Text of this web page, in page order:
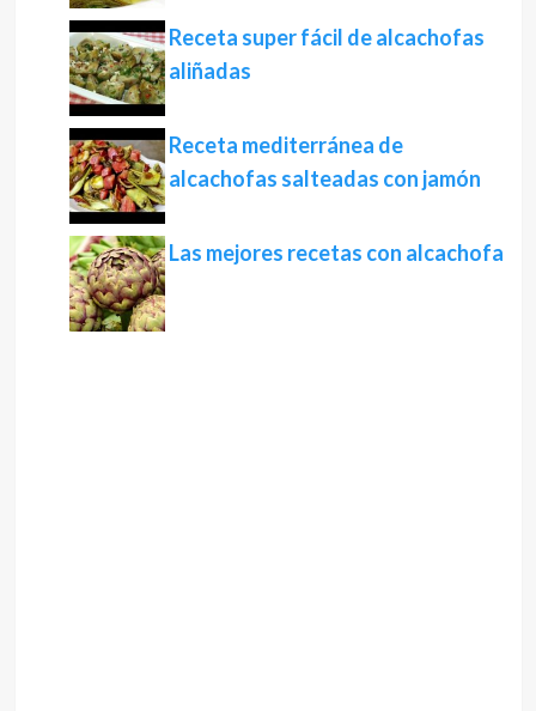
Receta super fácil de alcachofas
aliñadas
Receta mediterránea de
alcachofas salteadas con jamón
Las mejores recetas con alcachofa